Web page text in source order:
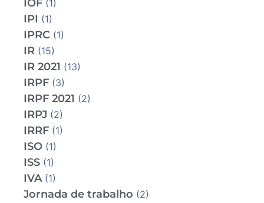
IOF (1)
IPI (1)
IPRC (1)
IR (15)
IR 2021 (13)
IRPF (3)
IRPF 2021 (2)
IRPJ (2)
IRRF (1)
ISO (1)
ISS (1)
IVA(1)
Jornada de trabalho (2)